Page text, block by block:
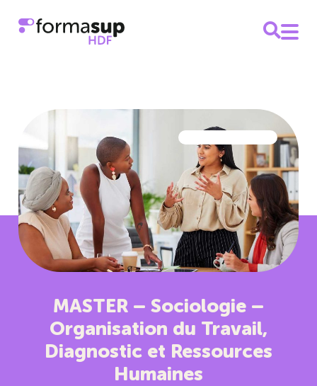
MASTER – Sociologie –
Organisation du Travail,
Diagnostic et Ressources
Humaines